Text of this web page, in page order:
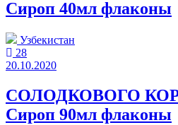
Сироп 40мл флаконы
Узбекистан
28
20.10.2020
СОЛОДКОВОГО
Сироп 90мл флаконы